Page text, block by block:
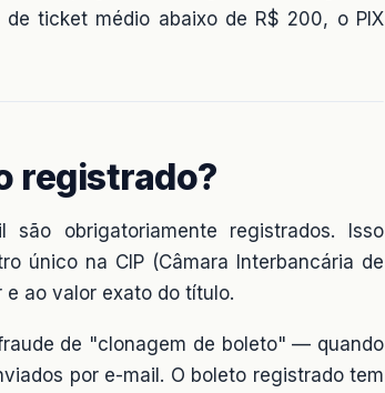
ticket médio abaixo de R$ 200, o PIX
registrado?
obrigatoriamente registrados. Isso
único na CIP (Câmara Interbancária de
e ao valor exato do título.
de "clonagem de boleto" — quando
por e-mail. O boleto registrado tem